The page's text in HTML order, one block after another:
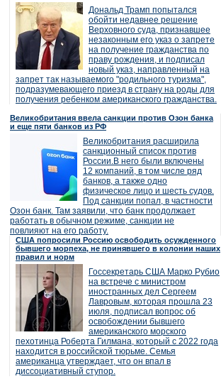
Дональд Трамп попытался
обойти недавнее решение
Верховного суда, признавшее
незаконным его указ о запрете
на получение гражданства по
праву рождения, и подписал
новый указ, направленный на
запрет так называемого "родильного туризма",
подразумевающего приезд в страну на роды для
получения ребенком американского гражданства.
Великобритания ввела санкции против Озон банка
и еще пяти банков из РФ
Великобритания расширила
санкционный список против
России.В него были включены
12 компаний, в том числе ряд
банков, а также одно
физическое лицо и шесть судов.
Под санкции попал, в частности
Озон банк. Там заявили, что банк продолжает
работать в обычном режиме, санкции не
повлияют на его работу.
США попросили Россию освободить осужденного
бывшего морпеха, не принявшего в колонии наших
правил и норм
Госсекретарь США Марко Рубио
на встрече с министром
иностранных дел Сергеем
Лавровым, которая прошла 23
июля, подписал вопрос об
освобождении бывшего
американского морского
пехотинца Роберта Гилмана, который с 2022 года
находится в российской тюрьме. Семья
американца утверждает, что он впал в
диссоциативный ступор.